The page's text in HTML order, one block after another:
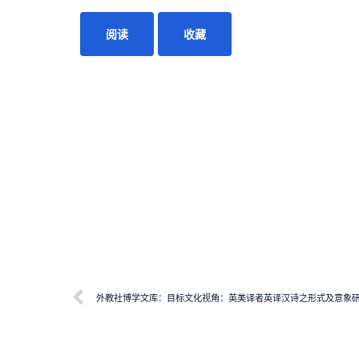
阅读 收藏
外教社博学文库：目标文化视角：英美译者英译汉诗之形式及意象